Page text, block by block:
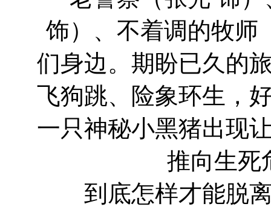
饰）、不着调的牧师
们身边。期盼已久的
飞狗跳、险象环生，
一只神秘小黑猪出现
推向生
到底怎样才能脱离